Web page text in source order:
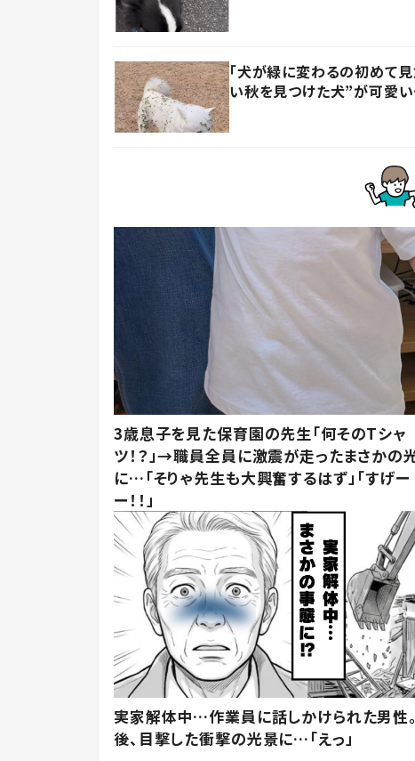
「犬が緑に変わるの初めて
い秋を見つけた犬”が可愛
3歳息子を見た保育園の先生「何そのTシャ
ツ！？」→職員全員に激震が走ったまさかの
に…「そりゃ先生も大興奮するはず」「すげー
ー！！」
実家解体中…作業員に話しかけられた男性
後、目撃した衝撃の光景に…「えっ」